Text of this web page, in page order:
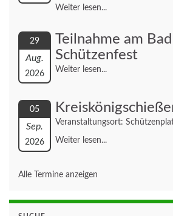
Weiter lesen...
29
Aug.
2026
Teilnahme am
Schützenfest
Weiter lesen...
05
Sep.
2026
Veranstaltungsort:
Weiter lesen...
Alle Termine anzeigen